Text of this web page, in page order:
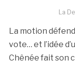
La
La motion
vote… et l’idée
Chênée fait son